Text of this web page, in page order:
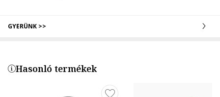
GYERÜNK >>
Hasonló termékek